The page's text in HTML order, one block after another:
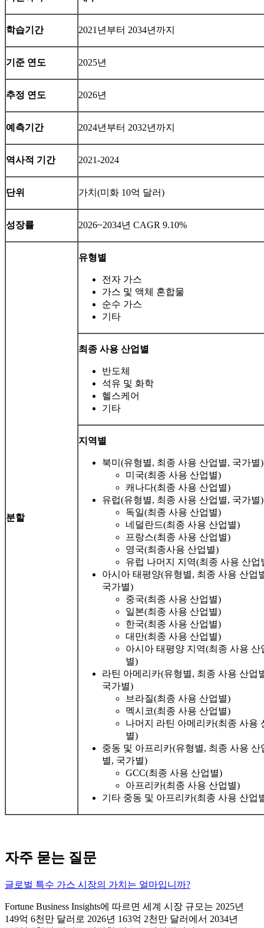
학습기간 2021년부터 2034년까지
기준 연도 2025년
추정 연도 2026년
예측기간 2024년부터 2032년까지
역사적 기간 2021-2024
단위 가치(미화 10억 달러)
성장률 2026~2034년 CAGR 9.10%
분할
유형별
전자 가스
가스 및 액체 혼합물
순수 가스
기타
최종 사용 산업별
반도체
석유 및 화학
헬스케어
기타
지역별
북미(유형별, 최종 사용 산업별, 국가별)
미국(최종 사용 산업별)
캐나다(최종 사용 산업별)
유럽(유형별, 최종 사용 산업별, 국가별)
독일(최종 사용 산업별)
네덜란드(최종 사용 산업별)
프랑스(최종 사용 산업별)
영국(최종사용 산업별)
유럽 ​​나머지 지역(최종 사용 산업
아시아 태평양(유형별, 최종 사용 산업
국가별)
중국(최종 사용 산업별)
일본(최종 사용 산업별)
한국(최종 사용 산업별)
대만(최종 사용 산업별)
아시아 태평양 지역(최종 사용 산
별)
라틴 아메리카(유형별, 최종 사용 산업
국가별)
브라질(최종 사용 산업별)
멕시코(최종 사용 산업별)
나머지 라틴 아메리카(최종 사용
별)
중동 및 아프리카(유형별, 최종 사용 산
별, 국가별)
GCC(최종 사용 산업별)
아프리카(최종 사용 산업별)
기타 중동 및 아프리카(최종 사용 산업
자주 묻는 질문
글로벌 특수 가스 시장의 가치는 얼마입니까?
Fortune Business Insights에 따르면 세계 시장 규모는 2025년
149억 6천만 달러로 2026년 163억 2천만 달러에서 2034년